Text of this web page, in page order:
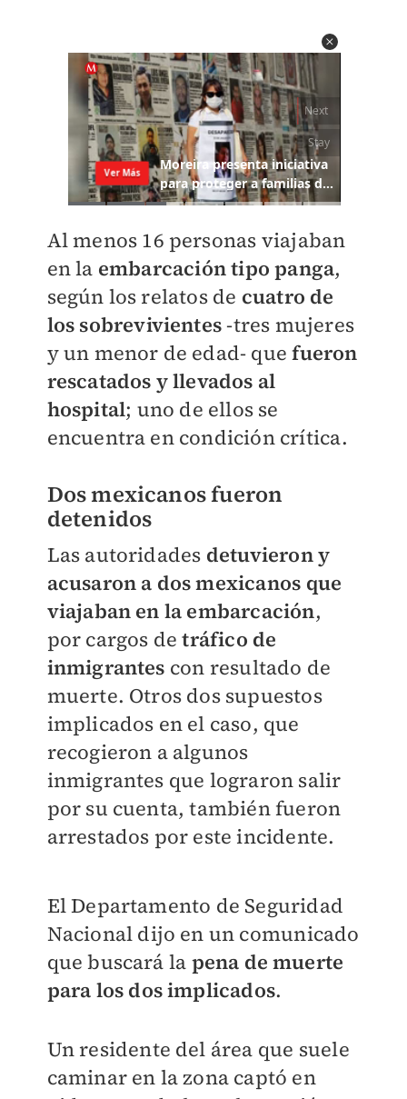
Al menos 16 personas viajaban
en la embarcación tipo panga,
según los relatos de cuatro de
los sobrevivientes-tres mujeres
y un menor de edad- quefueron
rescatados y llevados al
hospital; uno de ellos se
encuentra en condición crítica.
Dos mexicanos fueron
detenidos
Las autoridades detuvieron y
acusaron a dos mexicanos que
viajaban en la embarcación,
por cargos detráfico de
inmigrantes con resultado de
muerte. Otros dos supuestos
implicados en el caso, que
recogieron a algunos
inmigrantes que lograron salir
por su cuenta, también fueron
arrestados por este incidente.
El Departamento de Seguridad
Nacional dijo en un comunicado
que buscará la pena de muerte
para los dos implicados.
Un residente del área que suele
caminar en la zona captó en